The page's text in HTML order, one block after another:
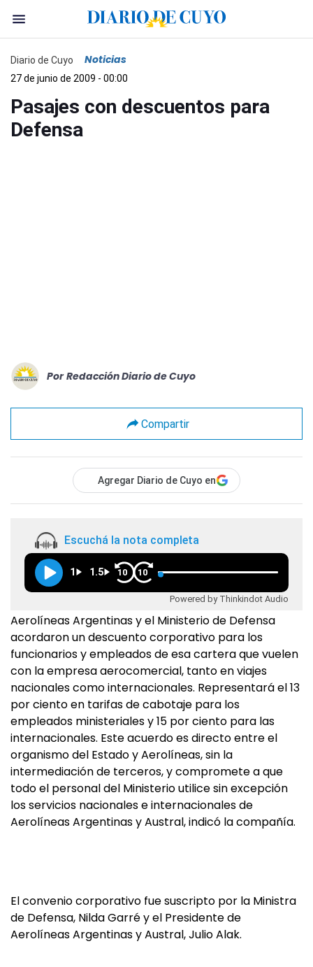
Diario de Cuyo Noticias
27 de junio de 2009 - 00:00
Pasajes con descuentos para
Defensa
Por Redacción Diario de Cuyo
Compartir
Agregar Diario de Cuyo en
Escuchá la nota completa
1 1.5 10 10
Powered by Thinkindot Audio
Aerolíneas Argentinas y el Ministerio de Defensa
acordaron un descuento corporativo para los
funcionarios y empleados de esa cartera que vuelen
con la empresa aerocomercial, tanto en viajes
nacionales como internacionales. Representará el 13
por ciento en tarifas de cabotaje para los
empleados ministeriales y 15 por ciento para las
internacionales. Este acuerdo es directo entre el
organismo del Estado y Aerolíneas, sin la
intermediación de terceros, y compromete a que
todo el personal del Ministerio utilice sin excepción
los servicios nacionales e internacionales de
Aerolíneas Argentinas y Austral, indicó la compañía.
El convenio corporativo fue suscripto por la Ministra
de Defensa, Nilda Garré y el Presidente de
Aerolíneas Argentinas y Austral, Julio Alak.